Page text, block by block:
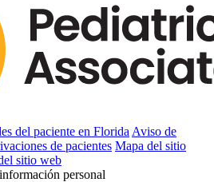
del paciente en Florida Aviso de
de pacientes Mapa del sitio
sitio web
personal